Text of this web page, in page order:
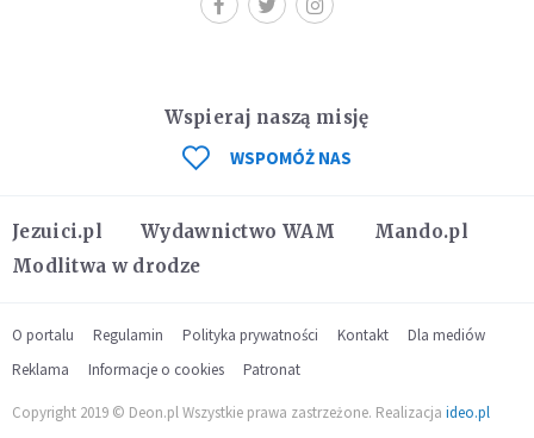
Jezuici.pl Wydawnictwo WAM
Mando.pl
Modlitwa w drodze
Wspieraj naszą misję
WSPOMÓŻ NAS
O portalu Regulamin Polityka prywatności Kontakt
Dla mediów
Reklama
Informacje o cookies Patronat
Copyright 2019 © Deon.pl Wszystkie prawa zastrzeżone. Realizacja ideo.pl